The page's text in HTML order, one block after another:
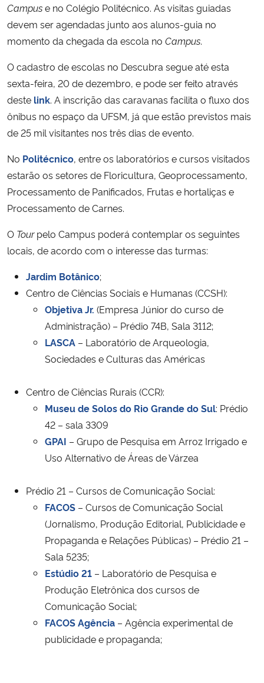
Ministério do Turismo
Ministério do Desenvolvimento Regional
Ministério da Mulher, da Família e dos Direitos Humanos
Secretaria-Geral
Secretaria de Governo
Advocacia-Geral da União
Planalto
Campuse no Colégio Politécnico. As visitas guiadas
devem ser agendadas junto aos alunos-guia no
momento da chegada da escola no Campus.
O cadastro de escolas no Descubra segue até esta
sexta-feira, 20 de dezembro, e pode ser feito através
deste link. A inscrição das caravanas facilita o fluxo dos
ônibus no espaço da UFSM, já que estão previstos mais
de 25 mil visitantes nos três dias de evento.
No Politécnico, entre os laboratórios e cursos visitados
estarão os setores de Floricultura, Geoprocessamento,
Processamento de Panificados, Frutas e hortaliças e
Processamento de Carnes.
O Tourpelo Campus poderá contemplar os seguintes
locais, de acordo com o interesse das turmas:
Jardim Botânico;
Centro de Ciências Sociais e Humanas (CCSH):
Objetiva Jr. (Empresa Júnior do curso de
Administração) – Prédio 74B, Sala 3112;
LASCA – Laboratório de Arqueologia,
Sociedades e Culturas das Américas
Centro de Ciências Rurais (CCR):
Museu de Solos do Rio Grande do Sul: Prédio
42 – sala 3309
GPAI – Grupo de Pesquisa em Arroz Irrigado e
Uso Alternativo de Áreas de Várzea
Prédio 21 – Cursos de Comunicação Social:
FACOS – Cursos de Comunicação Social
(Jornalismo, Produção Editorial, Publicidade e
Propaganda e Relações Públicas) – Prédio 21 –
Sala 5235;
Estúdio 21 – Laboratório de Pesquisa e
Produção Eletrônica dos cursos de
Comunicação Social;
FACOS Agência – Agência experimental de
publicidade e propaganda;